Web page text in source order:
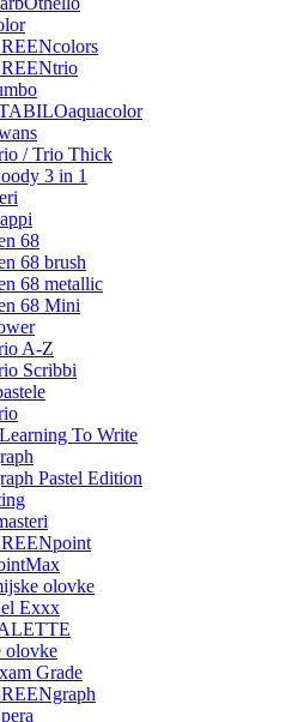
/ Trio Thick
3 in 1
68
68 brush
68 metallic
68 Mini
A-Z
Scribbi
To Write
Pastel Edition
olovke
Exxx
olovke
Grade